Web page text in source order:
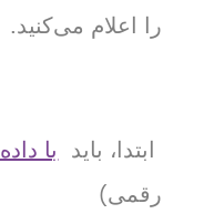
را اعلام می‌کنید.
ابتدا، باید با
رقمی)